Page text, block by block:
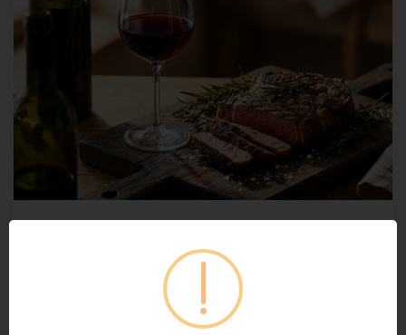
Gasztronómiai kisokos
A grillezés során olyan intenzív aromák